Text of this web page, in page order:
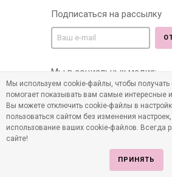
Подписаться на рассылку
Мы в социальных медиа:
©2011-2026 Все права защищены.
Мы используем cookie-файлы, чтобы получать
помогает показывать вам самые интересные
Вы можете отключить cookie-файлы в
пользоваться сайтом без изменения
использование ваших cookie-файлов. Всегда
сайте!
ПРИНЯТЬ